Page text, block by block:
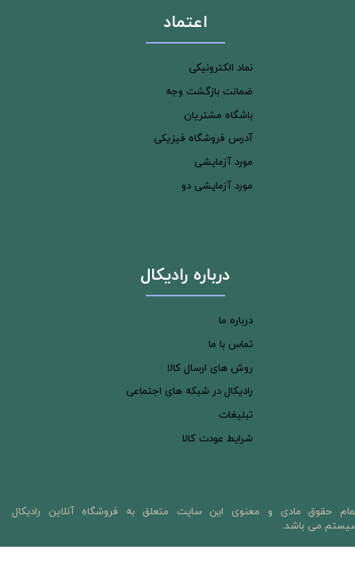
حقوق مادی و معنوی این سایت متعلق به فروشگاه آنلاین رادیکال
می باشد.
اعتماد
نماد الکترونیکی
ضمانت بازگشت وجه
باشگاه مشتریان
آدرس فروشگاه فیزیکی
مورد آزمایشی
مورد آزمایشی دو
درباره رادیکال
درباره ما
تماس با ما
روش های ارسال کالا
رادیکال در شبکه های اجتماعی
تبلیغات
شرایط عودت کالا